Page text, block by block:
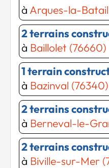
à Arques-la-
2 terrains
à Baillolet (76660)
1 terrain
à Bazinval (76340)
2 terrains
à Berneval-le-
2 terrains
à Biville-sur-Mer